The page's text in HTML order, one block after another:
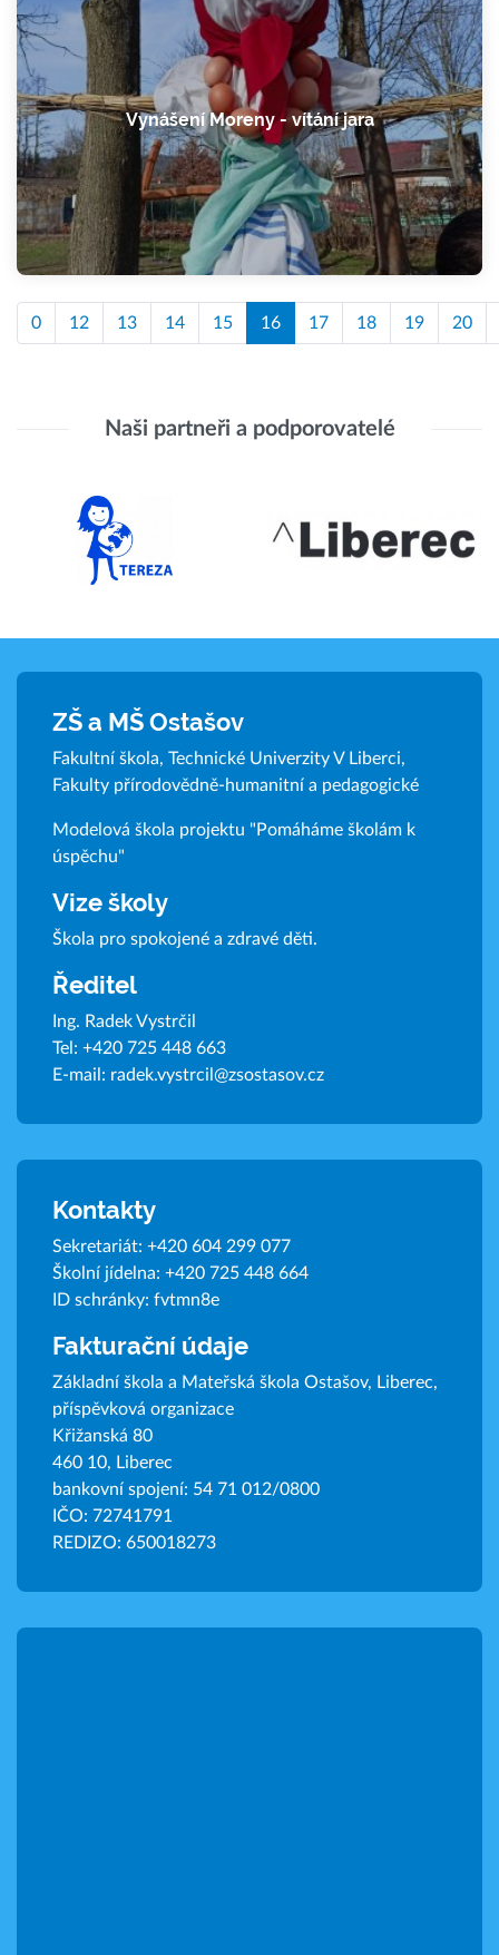
Vynášení Moreny - vítání jara
0 12 13 14 15 16 17 18 19 20
Naši partneři a podporovatelé
ZŠ a MŠ Ostašov
Fakultní škola, Technické Univerzity V Liberci,
Fakulty přírodovědně-humanitní a pedagogické
Modelová škola projektu "Pomáháme školám k
úspěchu"
Vize školy
Škola pro spokojené a zdravé děti.
Ředitel
Ing. Radek Vystrčil
Tel: +420 725 448 663
E-mail: radek.vystrcil@zsostasov.cz
Kontakty
Sekretariát: +420 604 299 077
Školní jídelna: +420 725 448 664
ID schránky: fvtmn8e
Fakturační údaje
Základní škola a Mateřská škola Ostašov, Liberec,
příspěvková organizace
Křižanská 80
460 10, Liberec
bankovní spojení: 54 71 012/0800
IČO: 72741791
REDIZO: 650018273